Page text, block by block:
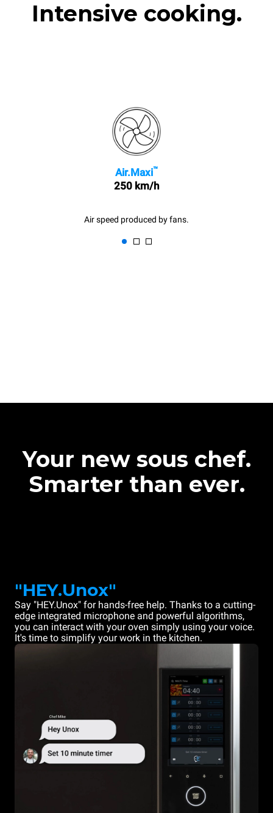
Intensive cooking.
Air.Maxi™
250 km/h
Air speed produced by fans.
Your new sous chef.
Smarter than ever.
"HEY.Unox"
Say "HEY.Unox" for hands-free help. Thanks to a cutting-
edge integrated microphone and powerful algorithms,
you can interact with your oven simply using your voice.
It's time to simplify your work in the kitchen.